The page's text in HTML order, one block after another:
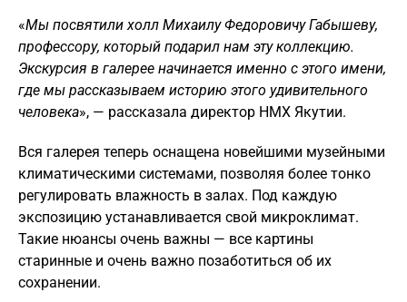
«Мы посвятили холл Михаилу Федоровичу Габышеву,
профессору, который подарил нам эту коллекцию.
Экскурсия в галерее начинается именно с этого имени,
где мы рассказываем историю этого удивительного
человека», — рассказала директор НМХ Якутии.
Вся галерея теперь оснащена новейшими музейными
климатическими системами, позволяя более тонко
регулировать влажность в залах. Под каждую
экспозицию устанавливается свой микроклимат.
Такие нюансы очень важны — все картины
старинные и очень важно позаботиться об их
сохранении.